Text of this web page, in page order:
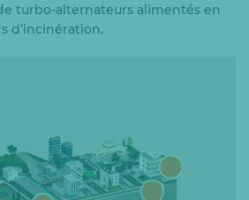
turbo-alternateurs alimentés en
d’incinération.